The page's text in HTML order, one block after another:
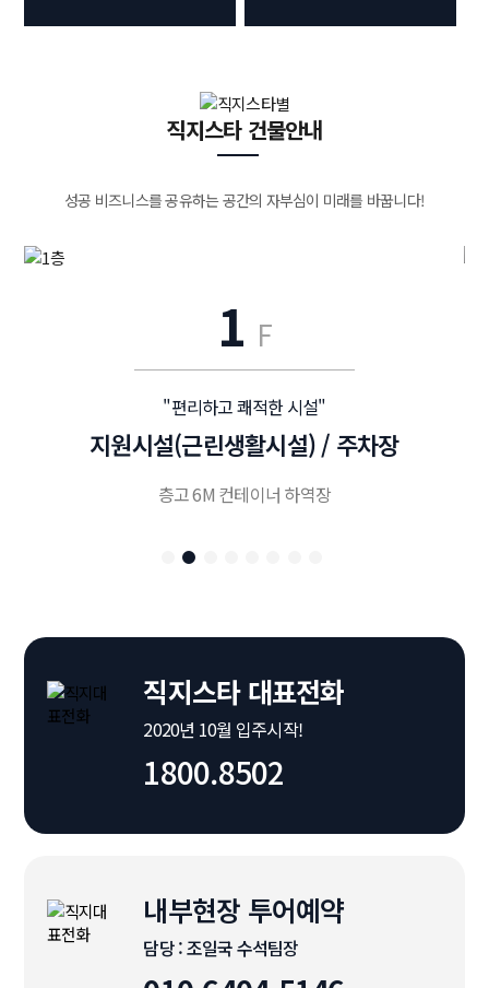
직지스타 건물안내
성공 비즈니스를 공유하는 공간의 자부심이 미래를 바꿉니다!
1 F
"편리하고 쾌적한 시설"
지원시설(근린생활시설) / 주차장
층고 6M 컨테이너 하역장
직지스타 대표전화
2020년 10월 입주시작!
1800.8502
내부현장 투어예약
담당 : 조일국 수석팀장